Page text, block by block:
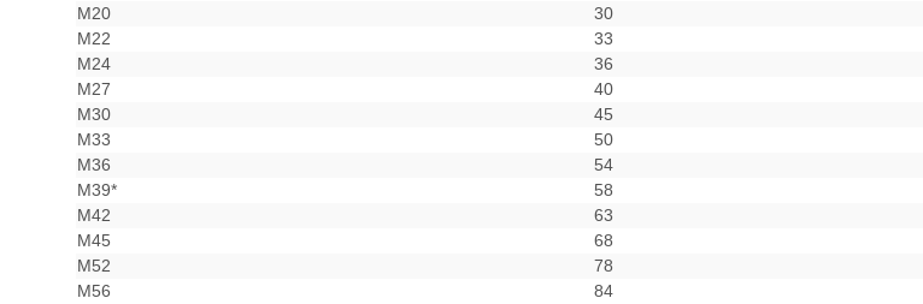
M20
30
M22
33
M24
36
M27
40
M30
45
M33
50
M36
54
M39*
58
M42
63
M45
68
M52
78
M56
84